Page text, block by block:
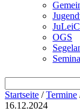
OGS
Startseite /Termine
16.12.2024